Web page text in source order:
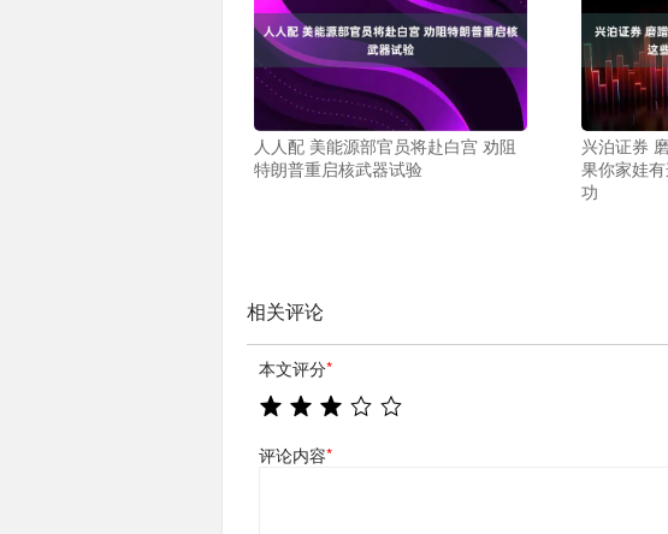
人人配 美能源部官员将赴白宫 劝阻
特朗普重启核武器试验
兴泊证券
果你家娃
功
相关评论
本文评分*
评论内容*